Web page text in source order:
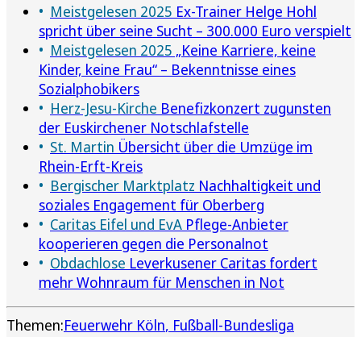
Meistgelesen 2025 Ex-Trainer Helge Hohl
spricht über seine Sucht – 300.000 Euro verspielt
Meistgelesen 2025 „Keine Karriere, keine
Kinder, keine Frau“ – Bekenntnisse eines
Sozialphobikers
Herz-Jesu-Kirche Benefizkonzert zugunsten
der Euskirchener Notschlafstelle
St. Martin Übersicht über die Umzüge im
Rhein-Erft-Kreis
Bergischer Marktplatz Nachhaltigkeit und
soziales Engagement für Oberberg
Caritas Eifel und EvA Pflege-Anbieter
kooperieren gegen die Personalnot
Obdachlose Leverkusener Caritas fordert
mehr Wohnraum für Menschen in Not
Themen:Feuerwehr Köln Fußball-Bundesliga